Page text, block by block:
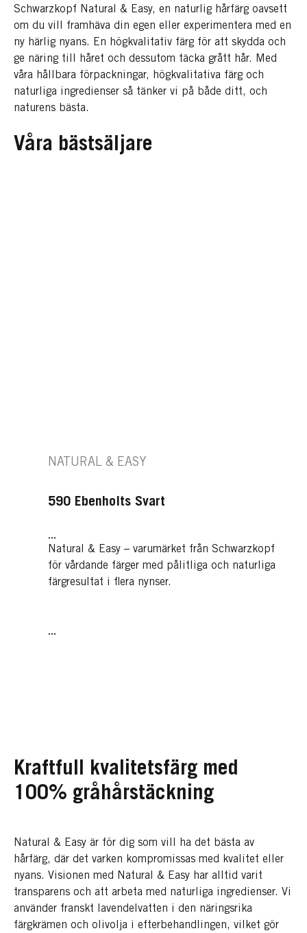
Schwarzkopf Natural & Easy, en naturlig hårfärg oavsett
om du vill framhäva din egen eller experimentera med en
ny härlig nyans. En högkvalitativ färg för att skydda och
ge näring till håret och dessutom täcka grått hår. Med
våra hållbara förpackningar, högkvalitativa färg och
naturliga ingredienser så tänker vi på både ditt, och
naturens bästa.
Våra bästsäljare
NATURAL & EASY
590 Ebenholts Svart
...
Natural & Easy – varumärket från Schwarzkopf
för vårdande färger med pålitliga och naturliga
färgresultat i flera nynser.
...
Kraftfull kvalitetsfärg med
100% gråhårstäckning
Natural & Easy är för dig som vill ha det bästa av
hårfärg, där det varken kompromissas med kvalitet eller
nyans. Visionen med Natural & Easy har alltid varit
transparens och att arbeta med naturliga ingredienser. Vi
använder franskt lavendelvatten i den näringsrika
färgkrämen och olivolja i efterbehandlingen, vilket gör